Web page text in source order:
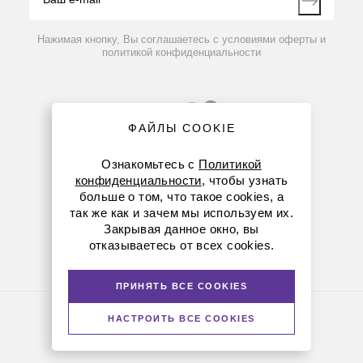
блок питание с USB-интерфейсом, батарейки (4
щелочных типа AAA), настенное крепление, вкл.
клейкую ленту и инструмент для расцепки, наклейка с
QR-кодом, заводской протокол калибровки, краткая
Нажимая кнопку, Вы соглашаетесь с условиями оферты и
политикой конфиденциальности
8 (800) 234-05-08
(+374 94) 010173
© Диаэм, 1988 — 2026. Все права защищены
ФАЙЛЫ COOKIE
Ознакомьтесь с Политикой
конфиденциальности, чтобы узнать
больше о том, что такое cookies, а
так же как и зачем мы используем их.
Закрывая данное окно, вы
отказываетесь от всех cookies.
ПРИНЯТЬ ВСЕ COOKIES
НАСТРОИТЬ ВСЕ COOKIES